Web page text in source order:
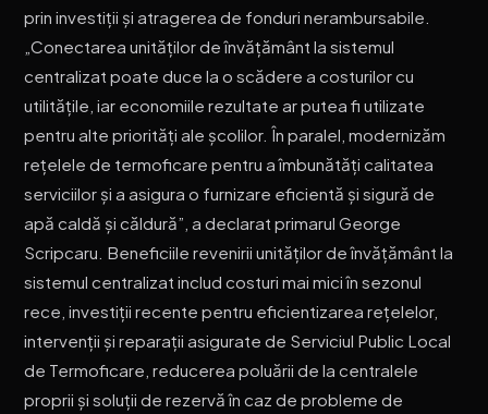
prin investiții și atragerea de fonduri nerambursabile.
„Conectarea unităților de învățământ la sistemul
centralizat poate duce la o scădere a costurilor cu
utilitățile, iar economiile rezultate ar putea fi utilizate
pentru alte priorități ale școlilor. În paralel, modernizăm
rețelele de termoficare pentru a îmbunătăți calitatea
serviciilor și a asigura o furnizare eficientă și sigură de
apă caldă și căldură”, a declarat primarul George
Scripcaru. Beneficiile revenirii unităților de învățământ la
sistemul centralizat includ costuri mai mici în sezonul
rece, investiții recente pentru eficientizarea rețelelor,
intervenții și reparații asigurate de Serviciul Public Local
de Termoficare, reducerea poluării de la centralele
proprii și soluții de rezervă în caz de probleme de